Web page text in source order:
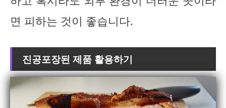
면 피하는 것이 좋습니다.
진공포장된 제품 활용하기